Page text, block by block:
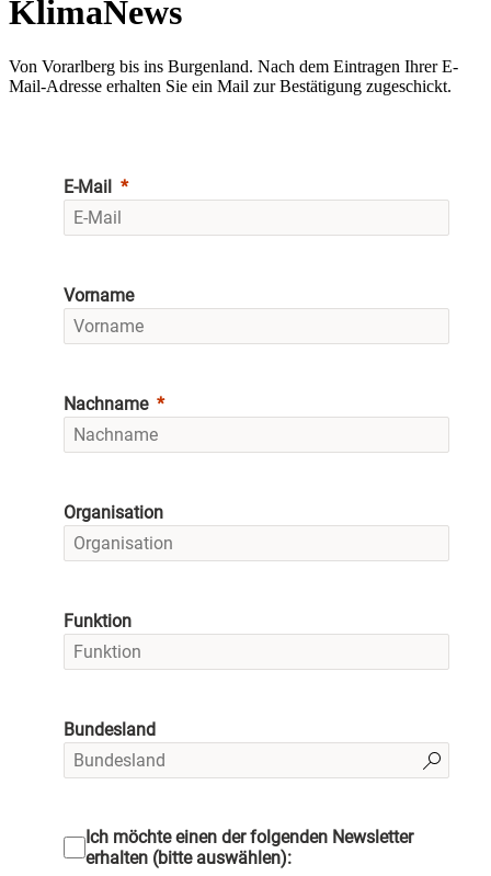
KlimaNews
Von Vorarlberg bis ins Burgenland. Nach dem Eintragen Ihrer E-
Mail-Adresse erhalten Sie ein Mail zur Bestätigung zugeschickt.
E-Mail
Vorname
Nachname
Organisation
Funktion
Bundesland
Ich möchte einen der folgenden Newsletter
erhalten (bitte auswählen):